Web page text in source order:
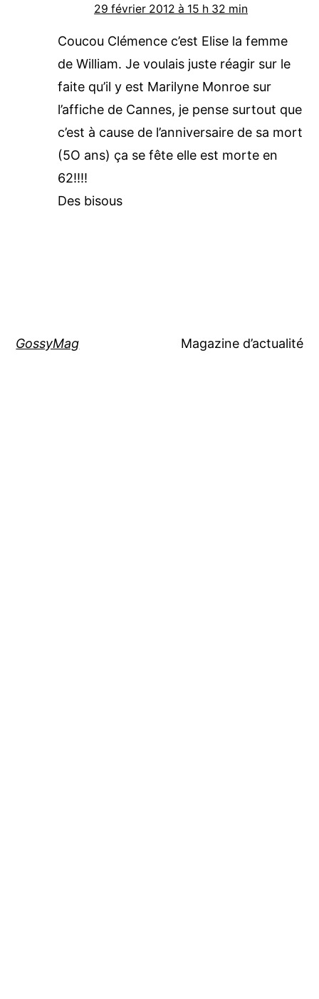
29 février 2012 à 15 h 32 min
Coucou Clémence c’est Elise la femme
de William. Je voulais juste réagir sur le
faite qu’il y est Marilyne Monroe sur
l’affiche de Cannes, je pense surtout que
c’est à cause de l’anniversaire de sa mort
(5O ans) ça se fête elle est morte en
62!!!!
Des bisous
GossyMag Magazine d’actualité